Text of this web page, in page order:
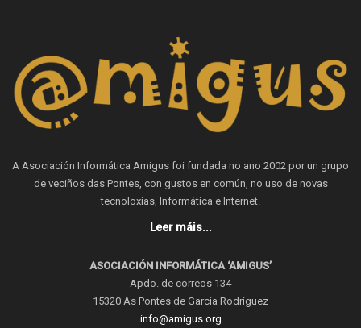
A Asociación Informática Amigus foi fundada no ano 2002 por un grupo
de veciños das Pontes, con gustos en común, no uso de novas
tecnoloxías, Informática e Internet.
Leer máis...
ASOCIACIÓN INFORMÁTICA ‘AMIGUS’
Apdo. de correos 134
15320 As Pontes de García Rodríguez
info@amigus.org